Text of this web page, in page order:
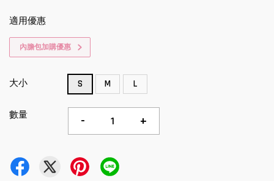
適用優惠
內膽包加購優惠
大小 S M L
數量 - +